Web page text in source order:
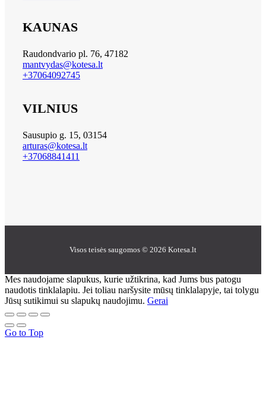
KAUNAS
Raudondvario pl. 76, 47182
mantvydas@kotesa.lt
+37064092745
VILNIUS
Sausupio g. 15, 03154
arturas@kotesa.lt
+37068841411
Visos teisės saugomos © 2026 Kotesa.lt
Mes naudojame slapukus, kurie užtikrina, kad Jums bus patogu
naudotis tinklalapiu. Jei toliau naršysite mūsų tinklalapyje, tai tolygu
Jūsų sutikimui su slapukų naudojimu. Gerai
Go to Top